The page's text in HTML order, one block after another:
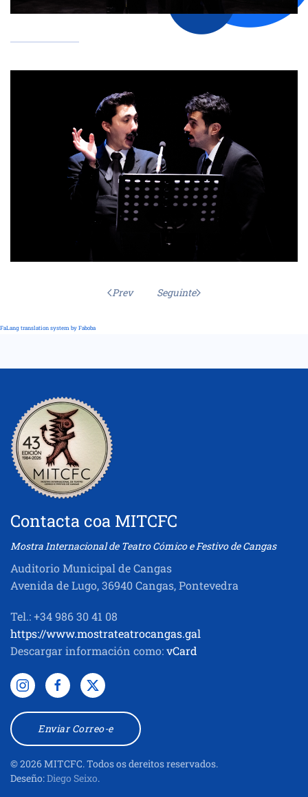
Prev Seguinte
FaLang translation system by Faboba
Contacta coa MITCFC
Mostra Internacional de Teatro Cómico e Festivo de Cangas
Auditorio Municipal de Cangas
Avenida de Lugo, 36940 Cangas, Pontevedra
Tel.: +34 986 30 41 08
https://www.mostrateatrocangas.gal
Descargar información como:vCard
Enviar Correo-e
©2026MITCFC. Todos os dereitos reservados.
Deseño:Diego Seixo.